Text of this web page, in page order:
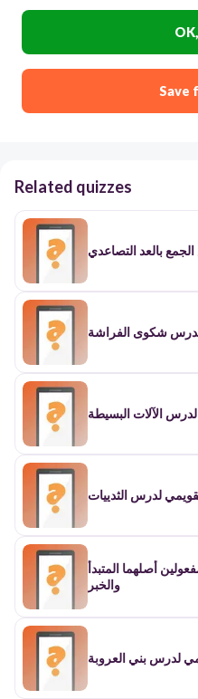
Save
Related quizzes
بالعد التصاعدي
لدرس شكوى الفراشة
الآلات البسيطة
لدرس الثدييات
أصلهما المتبدأ
والخبر
لدرس بني العروبة